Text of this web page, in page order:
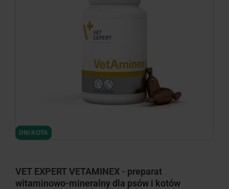
DNI KOTA
DNI KOTA
VET EXPERT VETAMINEX - preparat
witaminowo-mineralny dla psów i kotów